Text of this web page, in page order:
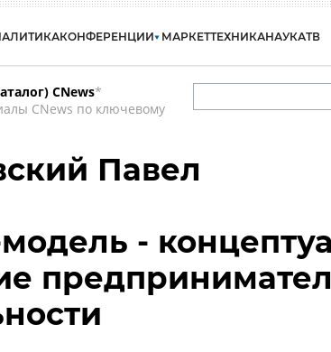
КОНФЕРЕНЦИИ МАРКЕТТЕХНИКАНАУКАТВ
CNews*
CNews по ключевому
Павел
-